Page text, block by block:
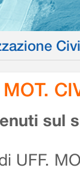
MOT.
sul
UFF.